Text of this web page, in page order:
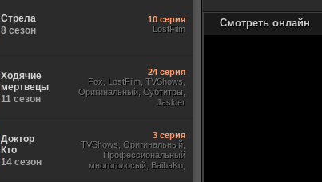
Смотреть онлайн
Стрела
8 сезон
10 серия
LostFilm
Ходячие
мертвецы
11 сезон
24 серия
Fox, LostFilm, TVShows,
Оригинальный, Субтитры,
Jaskier
Доктор
Кто
14 сезон
3 серия
TVShows, Оригинальный,
Профессиональный
многоголосый, BaibaKo,